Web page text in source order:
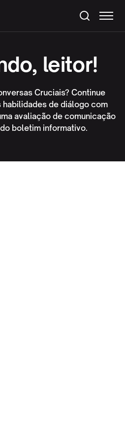
leitor!
Cruciais? Continue
de diálogo com
avaliação de comunicação
boletim informativo.